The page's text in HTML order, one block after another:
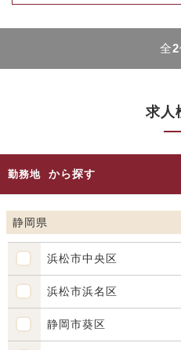
全2
求人
勤務地 から探す
静岡県
浜松市中央区
浜松市浜名区
静岡市葵区